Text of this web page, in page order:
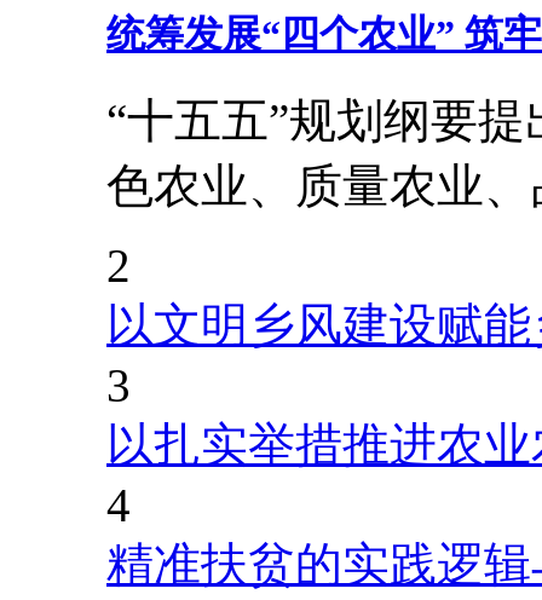
统筹发展“四个农业” 筑
“十五五”规划纲要
色农业、质量农业
2
以文明乡风建设赋
3
以扎实举措推进农
4
精准扶贫的实践逻